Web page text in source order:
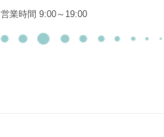
営業時間 9:00～19:00